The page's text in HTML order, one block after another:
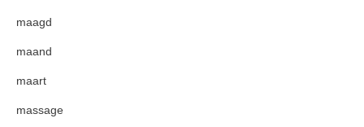
maagd
maand
maart
massage